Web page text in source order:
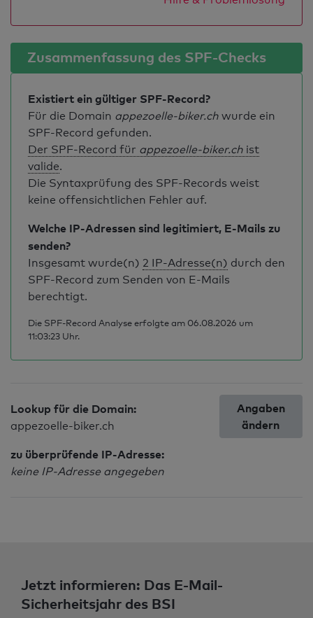
Zusammenfassung des SPF-Checks
Existiert ein gültiger SPF-Record?
Für die Domain appezoelle-biker.ch wurde ein
SPF-Record gefunden.
Der SPF-Record für appezoelle-biker.ch ist
valide.
Die Syntaxprüfung des SPF-Records weist
keine offensichtlichen Fehler auf.
Welche IP-Adressen sind legitimiert, E-Mails zu
senden?
Insgesamt wurde(n) 2 IP-Adresse(n) durch den
SPF-Record zum Senden von E-Mails
berechtigt.
Die SPF-Record Analyse erfolgte am 06.08.2026 um
11:03:23 Uhr.
Lookup für die Domain:
appezoelle-biker.ch
zu überprüfende IP-Adresse:
keine IP-Adresse angegeben
Angaben
ändern
Jetzt informieren: Das E-Mail-
Sicherheitsjahr des BSI